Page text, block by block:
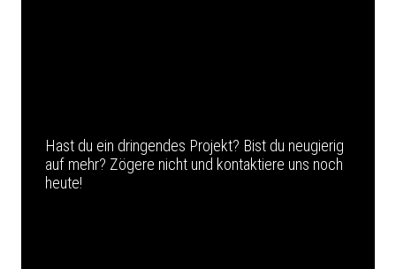
Hast du ein dringendes Projekt? Bist du neugierig
auf mehr? Zögere nicht und kontaktiere uns noch
heute!